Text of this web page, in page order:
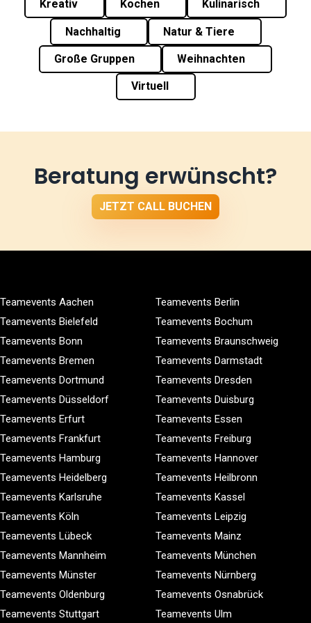
Kreativ Kochen Kulinarisch
Nachhaltig Natur & Tiere
Große Gruppen Weihnachten
Virtuell
Beratung erwünscht?
JETZT CALL BUCHEN
Teamevents Aachen
Teamevents Berlin
Teamevents Bielefeld
Teamevents Bochum
Teamevents Bonn
Teamevents Braunschweig
Teamevents Bremen
Teamevents Darmstadt
Teamevents Dortmund
Teamevents Dresden
Teamevents Düsseldorf
Teamevents Duisburg
Teamevents Erfurt
Teamevents Essen
Teamevents Frankfurt
Teamevents Freiburg
Teamevents Hamburg
Teamevents Hannover
Teamevents Heidelberg
Teamevents Heilbronn
Teamevents Karlsruhe
Teamevents Kassel
Teamevents Köln
Teamevents Leipzig
Teamevents Lübeck
Teamevents Mainz
Teamevents Mannheim
Teamevents München
Teamevents Münster
Teamevents Nürnberg
Teamevents Oldenburg
Teamevents Osnabrück
Teamevents Stuttgart
Teamevents Ulm